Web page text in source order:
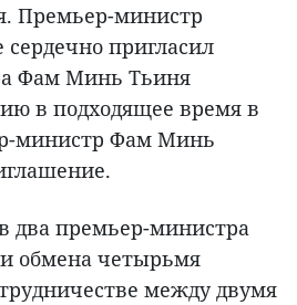
Премьер-министр
пригласил
Фам Минь Тьиня
в подходящее время в
министр Фам Минь
два премьер-министра
обмена четырьмя
между двумя